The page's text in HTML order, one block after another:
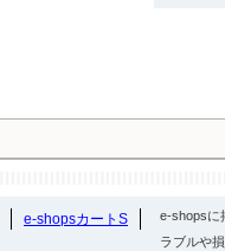
e-shopsカートS
e-shopsに
ラブルや